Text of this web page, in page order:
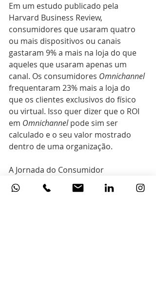
Em um estudo publicado pela
Harvard Business Review,
consumidores que usaram quatro
ou mais dispositivos ou canais
gastaram 9% a mais na loja do que
aqueles que usaram apenas um
canal. Os consumidores Omnichannel
frequentaram 23% mais a loja do
que os clientes exclusivos do físico
ou virtual. Isso quer dizer que o ROI
em Omnichannel pode sim ser
calculado e o seu valor mostrado
dentro de uma organização.
A Jornada do Consumidor
Omnichannel
é mais interativa,
inclusive na loja física, e mais